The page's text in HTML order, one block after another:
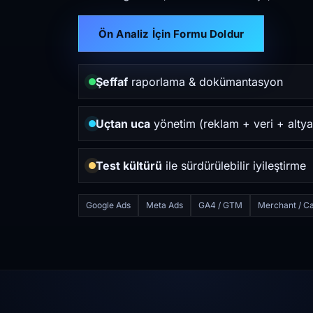
Ön Analiz İçin Formu Doldur
Şeffafraporlama & dokümantasyon
Uçtan uca yönetim (reklam + veri +
Test kültürü ile sürdürülebilir iyileştirme
Google Ads Meta Ads GA4 / GTM Merchant /